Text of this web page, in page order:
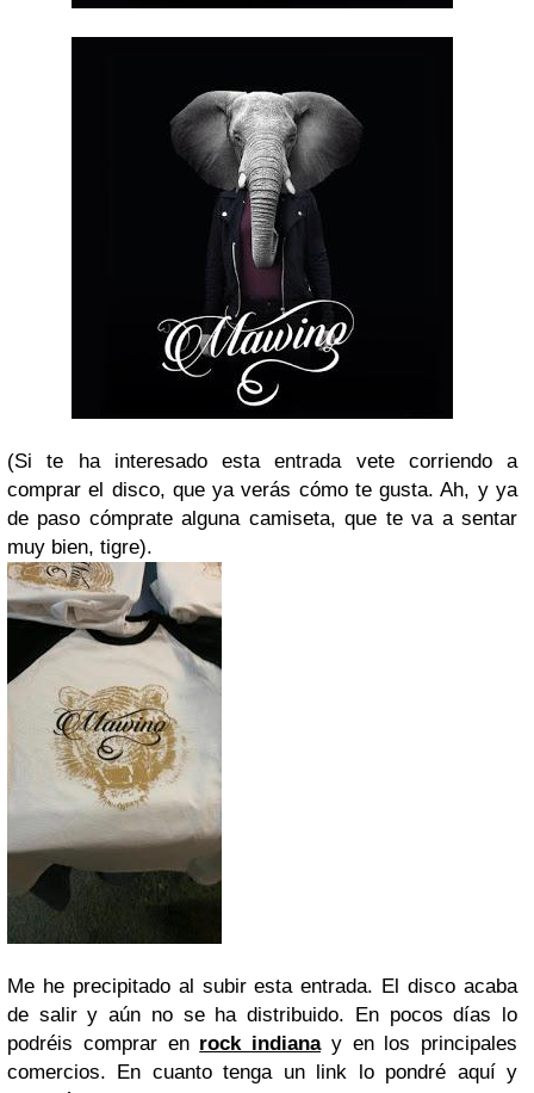
(Si te ha interesado esta entrada vete corriendo a
comprar el disco, que ya verás cómo te gusta. Ah, y ya
de paso cómprate alguna camiseta, que te va a sentar
muy bien, tigre).
Me he precipitado al subir esta entrada. El disco acaba
de salir y aún no se ha distribuido. En pocos días lo
podréis comprar en rock indianay en los principales
comercios. En cuanto tenga un link lo pondré aquí y